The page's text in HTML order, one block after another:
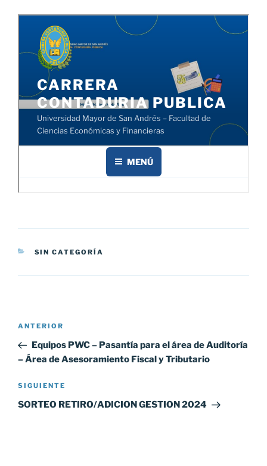
CATEGORÍAS
SIN CATEGORÍA
Navegación
entradas
Entrada
anterior:
ANTERIOR
Equipos PWC – Pasantía para el área de Auditoría
– Área de Asesoramiento Fiscal y Tributario
Siguiente
entrada
SIGUIENTE
SORTEO RETIRO/ADICION GESTION 2024